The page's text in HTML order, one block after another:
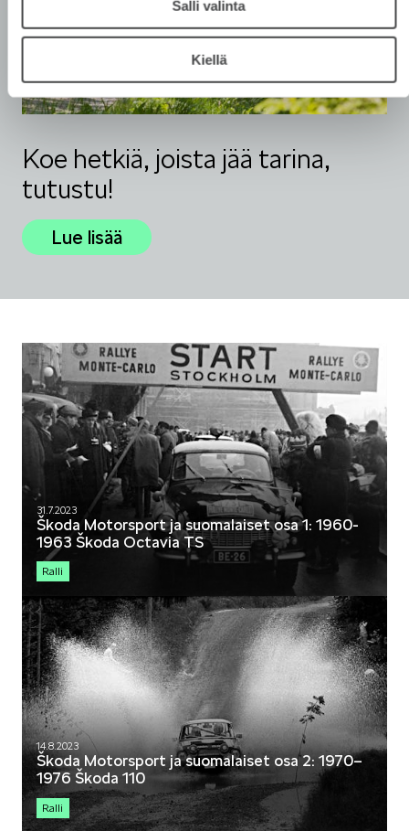
Salli valinta
Kiellä
FABIA
OCTAVIA
SCALA
KAROQ
Koe hetkiä, joista jää tarina,
tutustu!
Lue lisää
31.7.2023
Škoda Motorsport ja suomalaiset osa 1: 1960-
1963 Škoda Octavia TS
Ralli
14.8.2023
Škoda Motorsport ja suomalaiset osa 2: 1970–
1976 Škoda 110
Ralli